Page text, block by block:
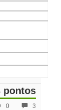
pontos
3
0